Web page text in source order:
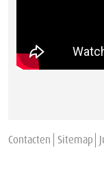
Contacten Sitemap